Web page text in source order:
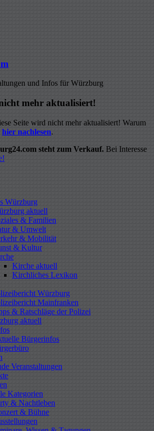
und Infos für Würzburg
mehr aktualisiert!
Seite wird nicht mehr aktualisiert! Warum
hier nachlesen.
steht zum Verkauf. Bei Interesse
Würzburg
aktuell
& Familien
& Umwelt
& Mobilität
& Kultur
Kirche aktuell
Kirchliches Lexikon
Würzburg
Mainfranken
& Ratschläge der Polizei
aktuell
Bürgerinfos
Veranstaltungen
Kategorien
& Nachtleben
& Bühne